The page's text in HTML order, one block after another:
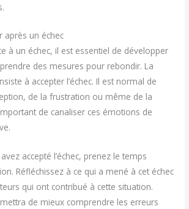
après un échec
à un échec, il est essentiel de développer
des mesures pour rebondir. La
à accepter l’échec. Il est normal de
de la frustration ou même de la
de canaliser ces émotions de
accepté l’échec, prenez le temps
Réfléchissez à ce qui a mené à cet échec
qui ont contribué à cette situation.
de mieux comprendre les erreurs